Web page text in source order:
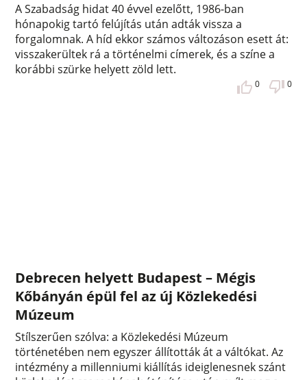
A Szabadság hidat 40 évvel ezelőtt, 1986-ban
hónapokig tartó felújítás után adták vissza a
forgalomnak. A híd ekkor számos változáson esett át:
visszakerültek rá a történelmi címerek, és a színe a
korábbi szürke helyett zöld lett.
0 0
Debrecen helyett Budapest – Mégis
Kőbányán épül fel az új Közlekedési
Múzeum
Stílszerűen szólva: a Közlekedési Múzeum
történetében nem egyszer állították át a váltókat. Az
intézmény a millenniumi kiállítás ideiglenesnek szánt